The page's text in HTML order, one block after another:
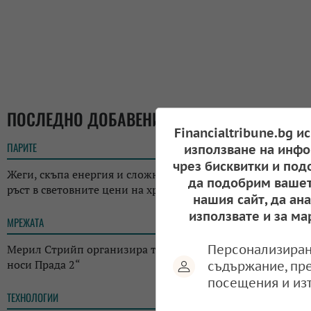
ПОСЛЕДНО ДОБАВЕНИ
ПАРИТЕ 18:05
Жеги, скъпа енергия и сложна геополитика: ФАО отчете
ръст в световните цени на храните
МРЕЖАТА 17:38
Мерил Стрийп организира търг с костюми от „Дяволът
носи Прада 2“
ТЕХНОЛОГИИ
Financialtribune.bg
използване на
чрез бисквитки и
да подобрим
нашия сайт, да
използвате и за
съдържание,
посещения и